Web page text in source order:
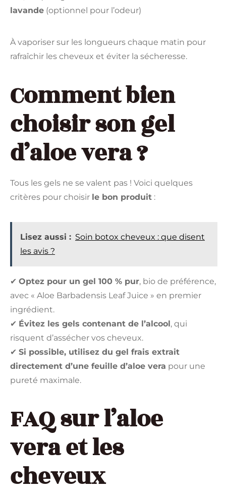
lavande (optionnel pour l’odeur)
À vaporiser sur les longueurs chaque matin pour
rafraîchir les cheveux et éviter la sécheresse.
Comment bien
choisir son gel
d’aloe vera ?
Tous les gels ne se valent pas ! Voici quelques
critères pour choisir le bon produit :
Lisez aussi : Soin botox cheveux : que disent
les avis ?
✔ Optez pour un gel 100 % pur, bio de préférence,
avec « Aloe Barbadensis Leaf Juice » en premier
ingrédient.
✔ Évitez les gels contenant de l’alcool, qui
risquent d’assécher vos cheveux.
✔ Si possible, utilisez du gel frais extrait
directement d’une feuille d’aloe vera pour une
pureté maximale.
FAQ sur l’aloe
vera et les
cheveux